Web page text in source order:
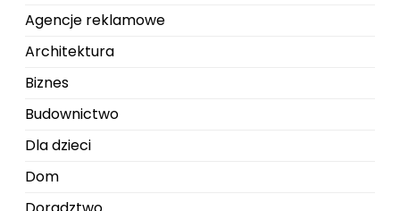
Agencje reklamowe
Architektura
Biznes
Budownictwo
Dla dzieci
Dom